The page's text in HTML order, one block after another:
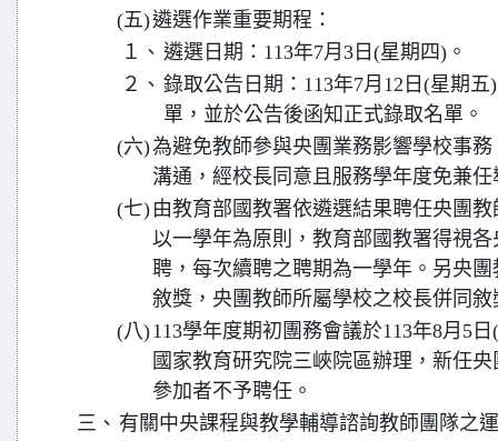
(五)遴選作業重要期程：
１、 遴選日期：113年7月3日(星期四)。
２、 錄取公告日期：113年7月12日(星期
單，並於公告後函知正式錄取名單。
(六)為避免教師參與央團業務影響學校事
溝通，經校長同意且服務學年度免兼
(七) 由教育部國教署依遴選結果聘任央團
以一學年為原則，教育部國教署得視
聘，每次續聘之聘期為一學年。另央
敘獎，央團教師所屬學校之校長併同敘
(八)113學年度期初團務會議於113年8月5
國家教育研究院三峽院區辦理，新任
參加者不予聘任。
三、 有關中央課程與教學輔導諮詢教師團隊之